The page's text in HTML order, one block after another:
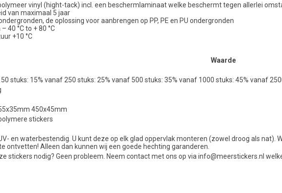
vinyl (hight-tack) incl. een beschermlaminaat welke beschermt tegen allerlei
van maximaal 5 jaar
de oplossing voor aanbrengen op PP, PE en PU ondergronden
40 °C to + 80 °C
+10 °C
Waarde
stuks: 15% vanaf 250 stuks: 25% vanaf 500 stuks: 35% vanaf 1000 stuks: 45% vanaf
450x45mm
stickers
en waterbestendig. U kunt deze op elk glad oppervlak monteren (zowel droog als
ontvetten! Alleen dan kunnen wij een goede hechting garanderen.
stickers nodig? Geen probleem. Neem contact met ons op via info@meerstickers.nl